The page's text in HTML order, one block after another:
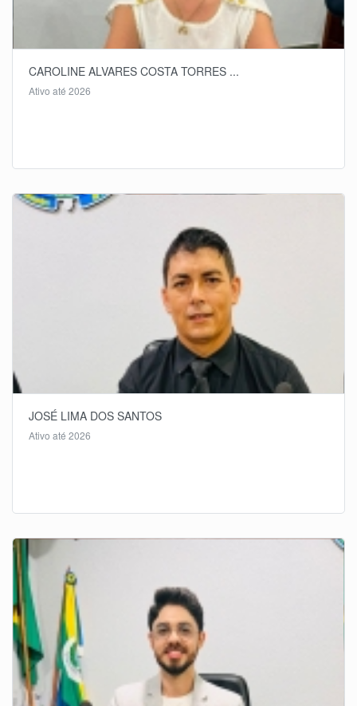
CAROLINE ALVARES COSTA TORRES ...
Ativo até 2026
JOSÉ LIMA DOS SANTOS
Ativo até 2026